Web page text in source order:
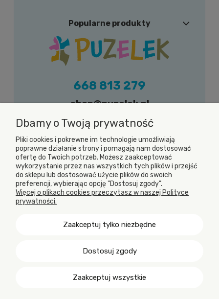
Popularne produkty
668 813 279
shop@puzelek.pl
Zapraszamy do kontaktu w dni robocze (od
poniedziałku do piątku) w godzinach od 9.00
do 17.00
Puzelek || ul. Górnicza 3, 44-206 Rybnik, woj. śląskie, NIP:
Dbamy o Twoją prywatność
Pliki cookies i pokrewne im technologie umożliwiają
poprawne działanie strony i pomagają nam dostosować
ofertę do Twoich potrzeb. Możesz zaakceptować
wykorzystanie przez nas wszystkich tych plików i przejść
do sklepu lub dostosować użycie plików do swoich
preferencji, wybierając opcję "Dostosuj zgody".
Więcej o plikach cookies przeczytasz w naszej Polityce
prywatności.
Zaakceptuj tylko niezbędne
Dostosuj zgody
Zaakceptuj wszystkie